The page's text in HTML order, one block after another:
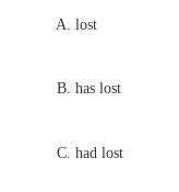
A. lost
B. has lost
C. had lost